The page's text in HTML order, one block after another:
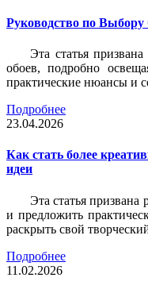
Руководство по
Эта статья
обоев, подробно
практические нюансы и
Подробнее
23.04.2026
Как стать более
идеи
Эта статья призвана
и предложить
раскрыть свой
Подробнее
11.02.2026